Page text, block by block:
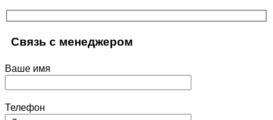
Связь с менеджером
Ваше имя
Телефон